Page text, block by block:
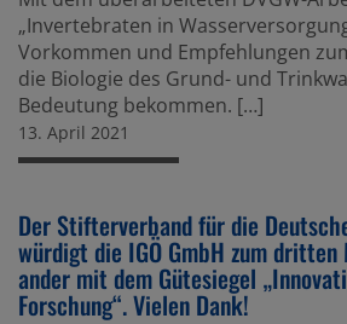
„Inver­te­braten in
Vorkommen und Empfeh­lungen
die Biologie des Grund- und
Bedeu­tung bekommen. […]
13. April 2021
Der Stifter­ver­band für die
würdigt die IGÖ GmbH zum
ander mit dem Gütesiegel
Forschung“. Vielen Dank!